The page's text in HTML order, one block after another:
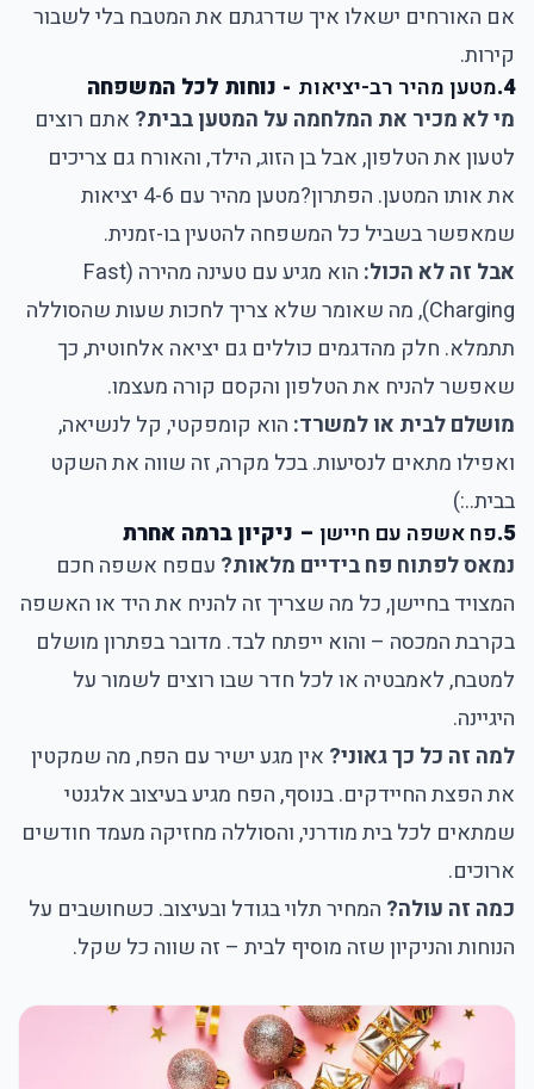
אם האורחים ישאלו איך שדרגתם את המטבח בלי לשבור
קירות.
4. מטען מהיר רב-יציאות - נוחות לכל המשפחה
מי לא מכיר את המלחמה על המטען בבית? אתם רוצים
לטעון את הטלפון, אבל בן הזוג, הילד, והאורח גם צריכים
את אותו המטען. הפתרון?מטען מהיר עם 4-6 יציאות
שמאפשר בשביל כל המשפחה להטעין בו-זמנית.
אבל זה לא הכול:
הוא מגיע עם טעינה מהירה (Fast
Charging), מה שאומר שלא צריך לחכות שעות שהסוללה
תתמלא. חלק מהדגמים כוללים גם יציאה אלחוטית, כך
שאפשר להניח את הטלפון והקסם קורה מעצמו.
מושלם לבית או למשרד: הוא קומפקטי, קל לנשיאה,
ואפילו מתאים לנסיעות. בכל מקרה, זה שווה את השקט
בבית..:)
5. פח אשפה עם חיישן – ניקיון ברמה אחרת
נמאס לפתוח פח בידיים מלאות? עםפח אשפה חכם
המצויד בחיישן, כל מה שצריך זה להניח את היד או האשפה
בקרבת המכסה – והוא ייפתח לבד. מדובר בפתרון מושלם
למטבח, לאמבטיה או לכל חדר שבו רוצים לשמור על
היגיינה.
למה זה כל כך גאוני? אין מגע ישיר עם הפח, מה שמקטין
את הפצת החיידקים. בנוסף, הפח מגיע בעיצוב אלגנטי
שמתאים לכל בית מודרני, והסוללה מחזיקה מעמד חודשים
ארוכים.
כמה זה עולה? המחיר תלוי בגודל ובעיצוב. כשחושבים על
הנוחות והניקיון שזה מוסיף לבית – זה שווה כל שקל.